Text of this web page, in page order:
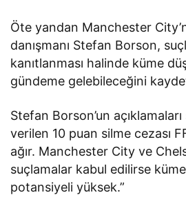
Öte yandan Manchester
danışmanı Stefan Borson,
kanıtlanması halinde küme
gündeme gelebileceğini
Stefan Borson’un
verilen 10 puan silme cezası
ağır. Manchester City ve
suçlamalar kabul edilirse küme
potansiyeli yüksek.”